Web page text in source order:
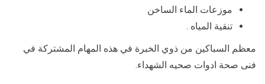
موزعات الماء الساخن
تنقية المياه .
معظم السباكين من ذوي الخبرة في هذه المهام المشتركة في
فنى صحة ادوات صحيه الشهداء.